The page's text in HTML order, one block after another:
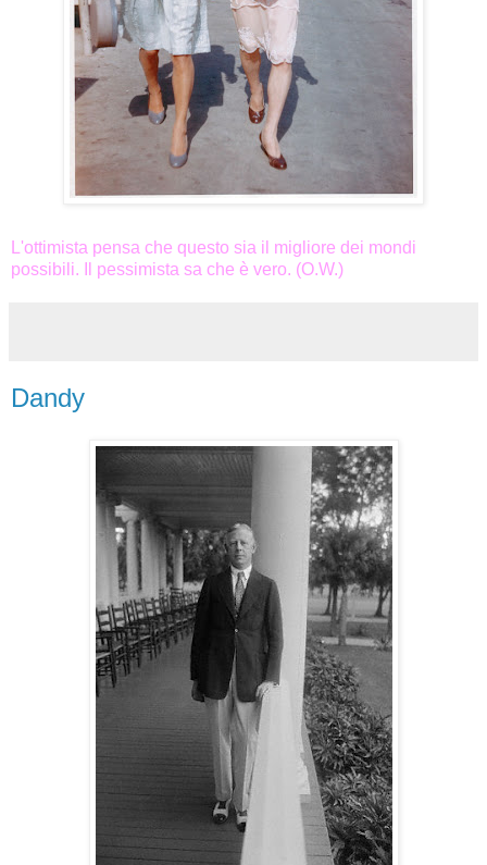
L'ottimista pensa che questo sia il migliore dei mondi
possibili. Il pessimista sa che è vero. (O.W.)
Dandy